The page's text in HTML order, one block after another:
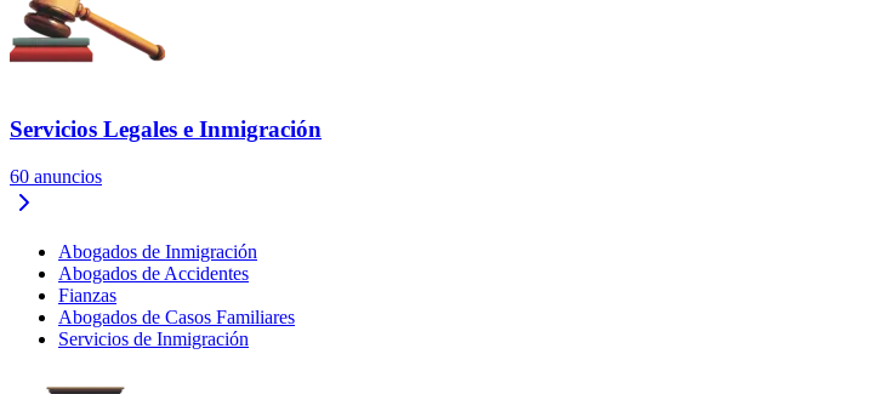
Servicios Legales e Inmigración
60 anuncios
Abogados de Inmigración
Abogados de Accidentes
Fianzas
Abogados de Casos Familiares
Servicios de Inmigración